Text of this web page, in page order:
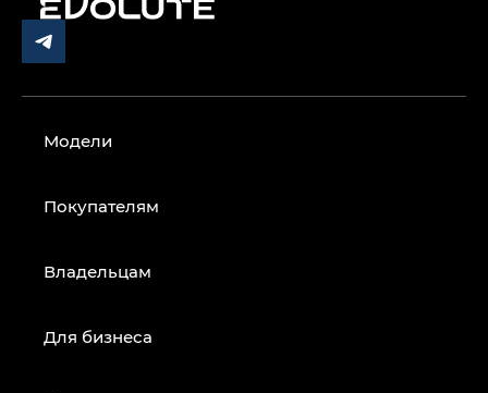
Модели
Покупателям
Владельцам
Для бизнеса